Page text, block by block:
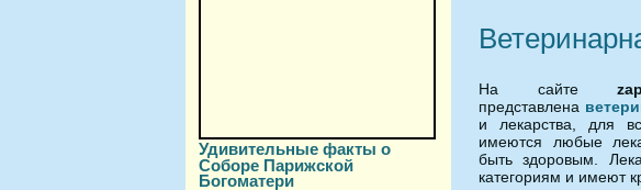
Удивительные факты о
Соборе Парижской
Богоматери
На сайте
представлена
и лекарства, для
имеются любые
быть здоровым.
категориям и имеют